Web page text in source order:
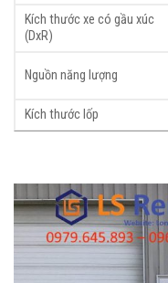
Kích thước xe có gầu xúc
(DxR)
Nguồn năng lượng
Kích thước lốp